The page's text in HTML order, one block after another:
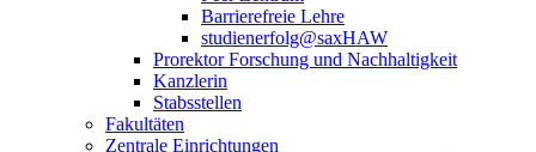
Barrierefreie Lehre
studienerfolg@saxHAW
Prorektor Forschung und Nachhaltigkeit
Kanzlerin
Stabsstellen
Fakultäten
Zentrale Einrichtungen